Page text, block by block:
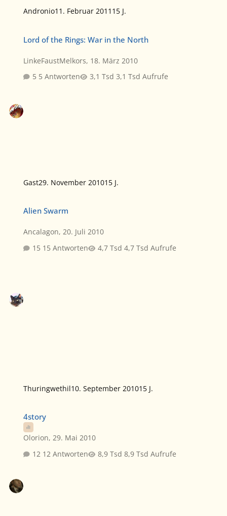
Andronio11. Februar 2011 15 J.
Lord of the Rings: War in the North
LinkeFaustMelkors, 18. März 2010
5 Antworten
3,1 Tsd Aufrufe
Gast29. November 201015 J.
Alien Swarm
Ancalagon,20. Juli 2010
15 Antworten
4,7 Tsd Aufrufe
Thuringwethil10. September 201015 J.
4story
Olorion,29. Mai 2010
12 Antworten
8,9 Tsd Aufrufe